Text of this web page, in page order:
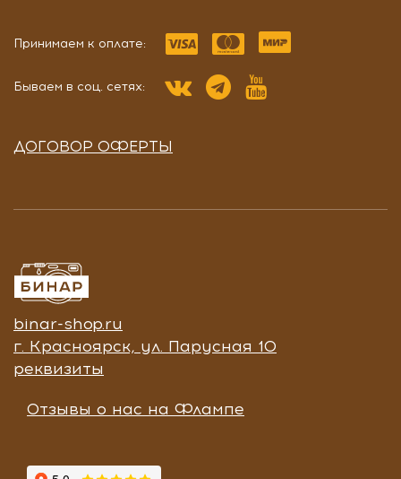
Принимаем к оплате:
Бываем в соц. сетях:
ДОГОВОР ОФЕРТЫ
binar-shop.ru
г. Красноярск, ул. Парусная 10
реквизиты
Отзывы о нас на Флампе